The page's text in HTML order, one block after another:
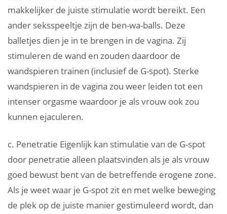
makkelijker de juiste stimulatie wordt bereikt. Een
ander seksspeeltje zijn de ben-wa-balls. Deze
balletjes dien je in te brengen in de vagina. Zij
stimuleren de wand en zouden daardoor de
wandspieren trainen (inclusief de G-spot). Sterke
wandspieren in de vagina zou weer leiden tot een
intenser orgasme waardoor je als vrouw ook zou
kunnen ejaculeren.
c. Penetratie Eigenlijk kan stimulatie van de G-spot
door penetratie alleen plaatsvinden als je als vrouw
goed bewust bent van de betreffende erogene zone.
Als je weet waar je G-spot zit en met welke beweging
de plek op de juiste manier gestimuleerd wordt, dan